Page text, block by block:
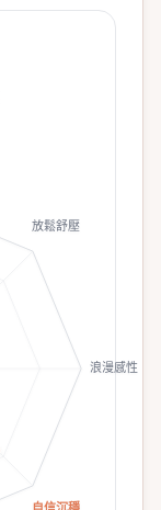
放鬆舒壓
浪漫感性
自信沉穩